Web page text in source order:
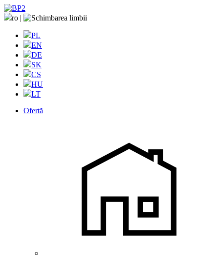
ro |
PL
EN
DE
SK
CS
HU
LT
Ofertă